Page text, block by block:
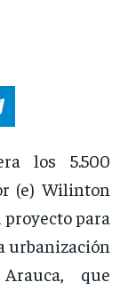
los 5.500
(e) Wilinton
para
urbanización
que